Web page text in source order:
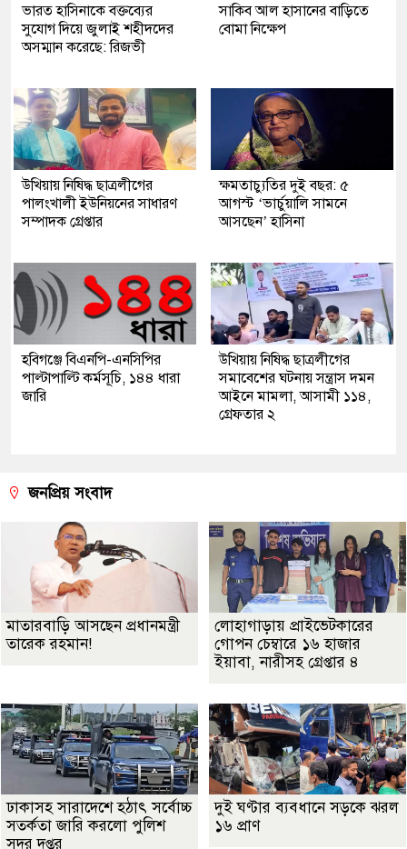
ভারত হাসিনাকে বক্তব্যের
সুযোগ দিয়ে জুলাই শহীদদের
অসম্মান করেছে: রিজভী
সাকিব আল হাসানের বাড়িতে
বোমা নিক্ষেপ
উখিয়ায় নিষিদ্ধ ছাত্রলীগের
পালংখালী ইউনিয়নের সাধারণ
সম্পাদক গ্রেপ্তার
ক্ষমতাচ্যুতির দুই বছর: ৫
আগস্ট ‘ভার্চুয়ালি সামনে
আসছেন’ হাসিনা
হবিগঞ্জে বিএনপি-এনসিপির
পাল্টাপাল্টি কর্মসূচি, ১৪৪ ধারা
জারি
উখিয়ায় নিষিদ্ধ ছাত্রলীগের
সমাবেশের ঘটনায় সন্ত্রাস দমন
আইনে মামলা, আসামী ১১৪,
গ্রেফতার ২
জনপ্রিয় সংবাদ
মাতারবাড়ি আসছেন প্রধানমন্ত্রী
তারেক রহমান!
লোহাগাড়ায় প্রাইভেটকারের
গোপন চেম্বারে ১৬ হাজার
ইয়াবা, নারীসহ গ্রেপ্তার ৪
ঢাকাসহ সারাদেশে হঠাৎ সর্বোচ্চ
সতর্কতা জা‌রি করলো পুলিশ
সদর দপ্তর
দুই ঘণ্টার ব্যবধানে সড়কে ঝরল
১৬ প্রাণ